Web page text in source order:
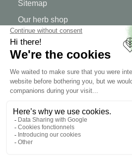
Sitemap
Our herb shop
Delivery
Secure payment
TERMS OF USE
Terms and conditions of sale